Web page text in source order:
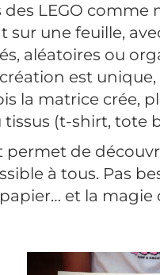
LEGO comme
une feuille,
aléatoires ou
est
la matrice crée,
(t-shirt, tote
permet de
à tous. Pas
et la magie